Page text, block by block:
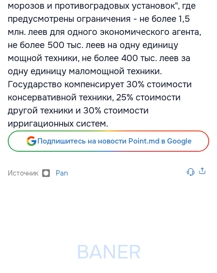
морозов и противоградовых установок", где
предусмотрены ограничения - не более 1,5
млн. леев для одного экономического агента,
не более 500 тыс. леев на одну единицу
мощной техники, не более 400 тыс. леев за
одну единицу маломощной техники.
Государство компенсирует 30% стоимости
консервативной техники, 25% стоимости
другой техники и 30% стоимости
ирригационных систем.
Подпишитесь на новости Point.md в Google
Источник Pan